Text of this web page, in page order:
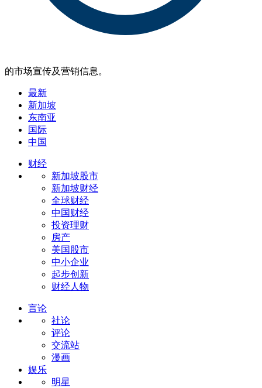
的市场宣传及营销信息。
最新
新加坡
东南亚
国际
中国
财经
新加坡股市
新加坡财经
全球财经
中国财经
投资理财
房产
美国股市
中小企业
起步创新
财经人物
言论
社论
评论
交流站
漫画
娱乐
明星